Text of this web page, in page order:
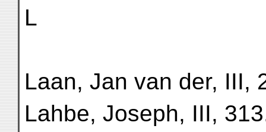
L
Laan, Jan van der, III,
Lahbe, Joseph, III,